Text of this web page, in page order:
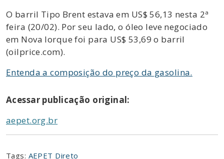
O barril Tipo Brent estava em US$ 56,13 nesta 2ª
feira (20/02). Por seu lado, o óleo leve negociado
em Nova Iorque foi para US$ 53,69 o barril
(oilprice.com).
Entenda a composição do preço da gasolina.
Acessar publicação original:
aepet.org.br
Tags: AEPET Direto